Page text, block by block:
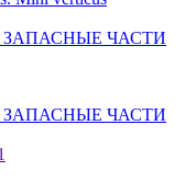
ЧАСТИ
ЧАСТИ